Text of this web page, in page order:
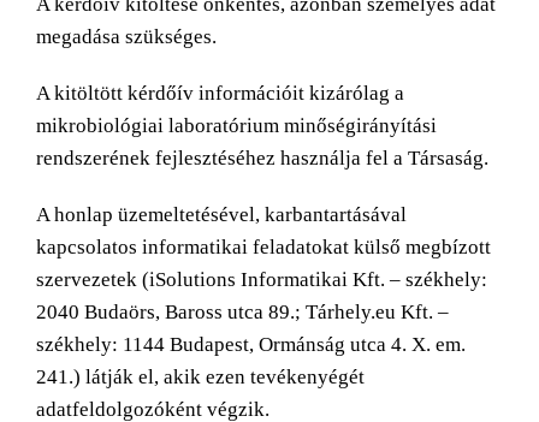
megadása szükséges.
A kitöltött kérdőív információit kizárólag a
mikrobiológiai laboratórium minőségirányítási
rendszerének fejlesztéséhez használja fel a Társaság.
A honlap üzemeltetésével, karbantartásával
kapcsolatos informatikai feladatokat külső megbízott
szervezetek (iSolutions Informatikai Kft. – székhely:
2040 Budaörs, Baross utca 89.; Tárhely.eu Kft. –
székhely: 1144 Budapest, Ormánság utca 4. X. em.
241.) látják el, akik ezen tevékenyégét
adatfeldolgozóként végzik.